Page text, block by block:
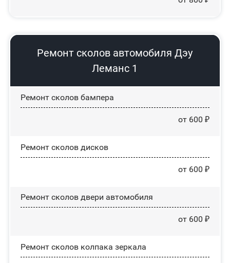
Ремонт сколов автомобиля Дэу
Леманс 1
Ремонт сколов бампера
от 600 ₽
Ремонт сколов дисков
от 600 ₽
Ремонт сколов двери автомобиля
от 600 ₽
Ремонт сколов колпака зеркала